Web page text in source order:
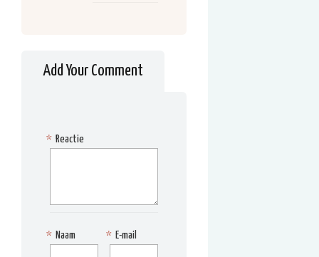
Add Your Comment
Reactie
*
Naam
* E-mail
*